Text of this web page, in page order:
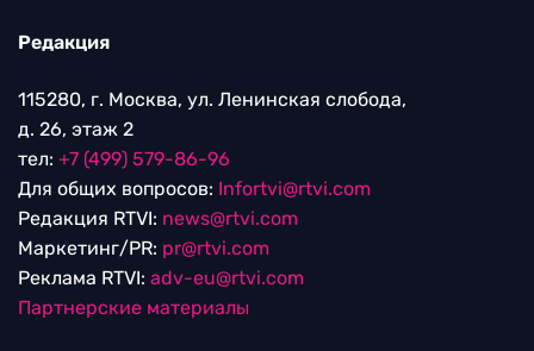
Редакция
115280, г. Москва, ул. Ленинская слобода,
д. 26, этаж 2
тел: +7 (499) 579-86-96
Для общих вопросов: Infortvi@rtvi.com
Редакция RTVI: news@rtvi.com
Маркетинг/PR: pr@rtvi.com
Реклама RTVI: adv-eu@rtvi.com
Партнерские материалы